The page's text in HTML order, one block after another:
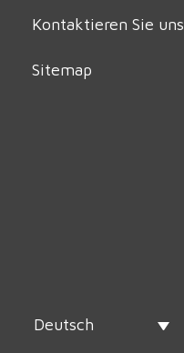
Kontaktieren Sie uns
Sitemap
Deutsch